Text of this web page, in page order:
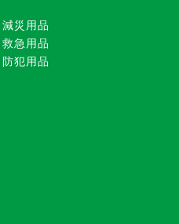
減災用品
救急用品
防犯用品